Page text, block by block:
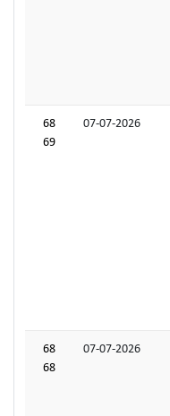
68
69
07-07-2026
68
68
07-07-2026